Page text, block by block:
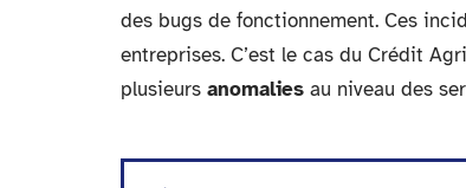
des bugs de fonctionnement. Ces
entreprises. C’est le cas du Crédit
plusieurs anomalies au niveau des